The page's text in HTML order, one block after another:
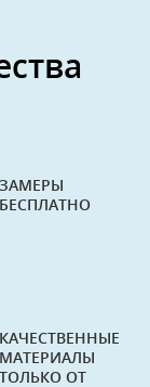
ЗАМЕРЫ
БЕСПЛАТНО
КАЧЕСТВЕННЫЕ
МАТЕРИАЛЫ
ТОЛЬКО ОТ